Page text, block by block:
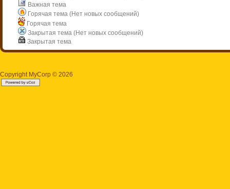
Важная тема
Горячая тема (Нет новых сообщений)
Горячая тема
Закрытая тема (Нет новых сообщений)
Закрытая тема
Copyright MyCorp © 2026